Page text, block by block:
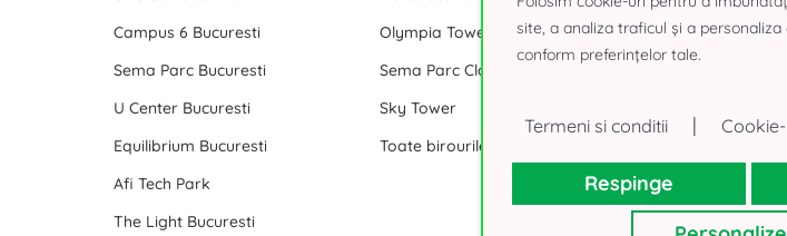
Campus 6 Bucuresti
Sema Parc Bucuresti
U Center Bucuresti
Equilibrium Bucuresti
Afi Tech Park
The Light Bucuresti
Olympia Tower
Sema Parc Cladirea Paris
Sky Tower
Logicor
VGP Park Bucharest
CTPark Bucharest
site, a analiza traficul și a
conform preferințelor tale.
Termeni si conditii |
Respinge